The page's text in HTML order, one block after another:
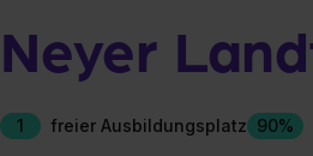
Neyer
1 freier Ausbildungsplatz 90%